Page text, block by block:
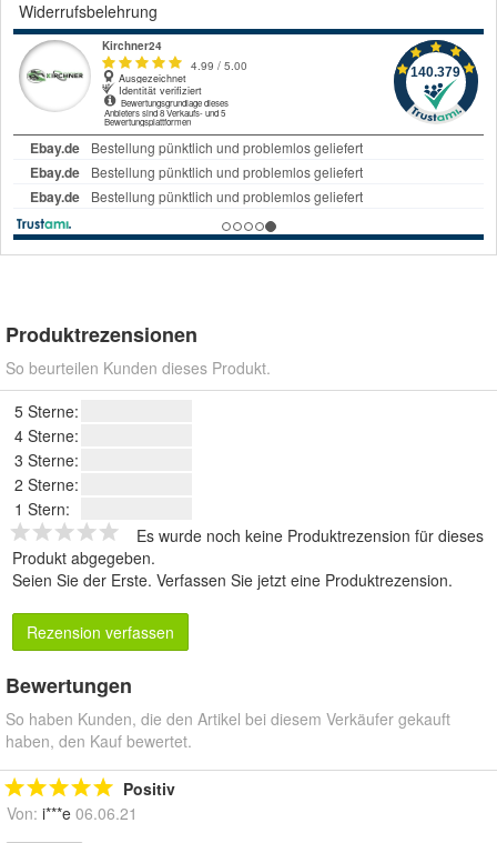
Widerrufsbelehrung
Produktrezensionen
So beurteilen Kunden dieses Produkt.
5 Sterne:
4 Sterne:
3 Sterne:
2 Sterne:
1 Stern:
Es wurde noch keine Produktrezension für dieses
Produkt abgegeben.
Seien Sie der Erste. Verfassen Sie jetzt eine Produktrezension.
Rezension verfassen
Bewertungen
So haben Kunden, die den Artikel bei diesem Verkäufer gekauft
haben, den Kauf bewertet.
Positiv
Von: i***e 06.06.21